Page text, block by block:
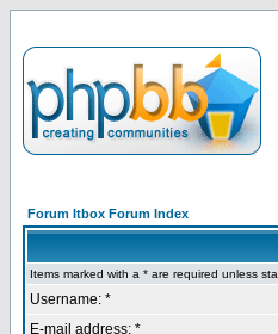
Forum Itbox Forum Index
Items marked with a * are required unless
Username: *
E-mail address: *